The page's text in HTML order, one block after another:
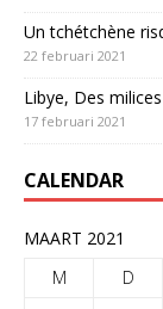
Un tchétchène
22 februari 2021
Libye, Des
17 februari 2021
CALENDAR
MAART 2021
M
D